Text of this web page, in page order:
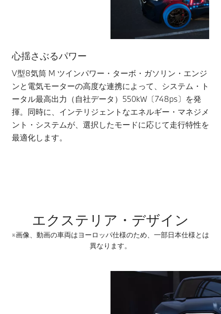
心揺さぶるパワー
V型8気筒 M ツインパワー・ターボ・ガソリン・エンジ
ンと電気モーターの高度な連携によって、システム・ト
ータル最高出力（自社データ）550kW〔748ps〕を発
揮。同時に、インテリジェントなエネルギー・マネジメ
ント・システムが、選択したモードに応じて走行特性を
最適化します。
エクステリア・デザイン
※画像、動画の車両はヨーロッパ仕様のため、一部日本仕様とは
異なります。